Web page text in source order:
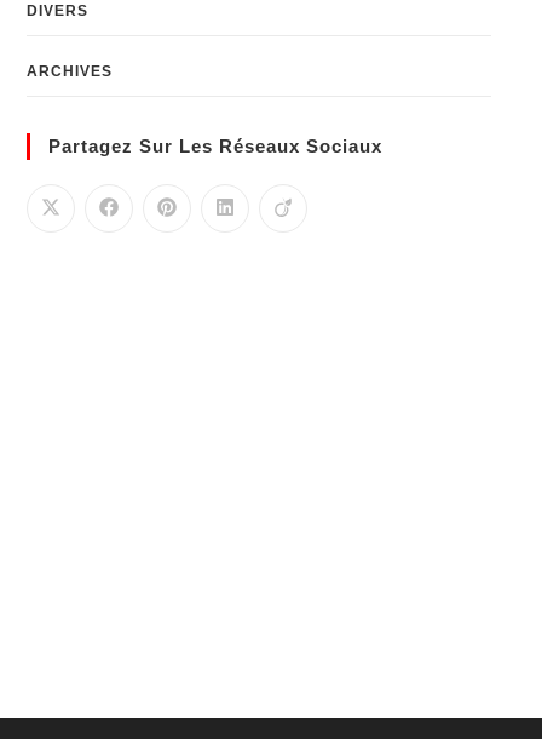
DIVERS
ARCHIVES
Partagez Sur Les Réseaux Sociaux